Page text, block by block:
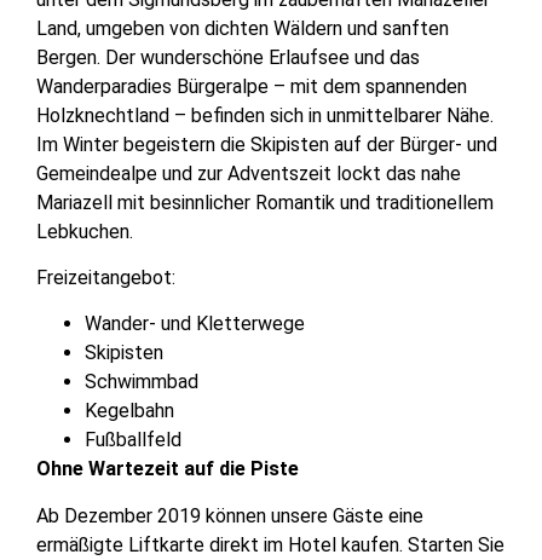
Land, umgeben von dichten Wäldern und sanften
Bergen. Der wunderschöne Erlaufsee und das
Wanderparadies Bürgeralpe – mit dem spannenden
Holzknechtland – befinden sich in unmittelbarer Nähe.
Im Winter begeistern die Skipisten auf der Bürger- und
Gemeindealpe und zur Adventszeit lockt das nahe
Mariazell mit besinnlicher Romantik und traditionellem
Lebkuchen.
Freizeitangebot:
Wander- und Kletterwege
Skipisten
Schwimmbad
Kegelbahn
Fußballfeld
Ohne Wartezeit auf die Piste
Ab Dezember 2019 können unsere Gäste eine
ermäßigte Liftkarte direkt im Hotel kaufen. Starten Sie